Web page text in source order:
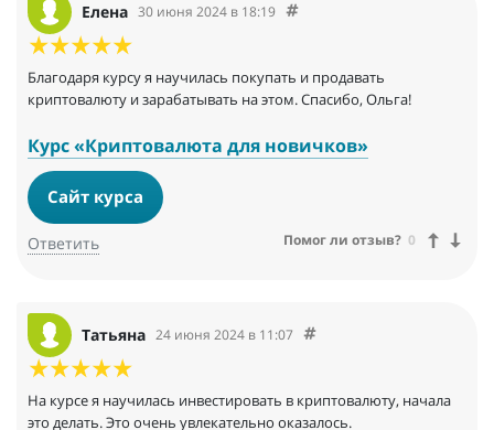
Елена 30 июня 2024 в 18:19
Благодаря курсу я научилась покупать и продавать
криптовалюту и зарабатывать на этом. Спасибо, Ольга!
Курс «Криптовалюта для новичков»
Сайт курса
Ответить Помог ли отзыв? 0
Татьяна 24 июня 2024 в 11:07
На курсе я научилась инвестировать в криптовалюту, начала
это делать. Это очень увлекательно оказалось.